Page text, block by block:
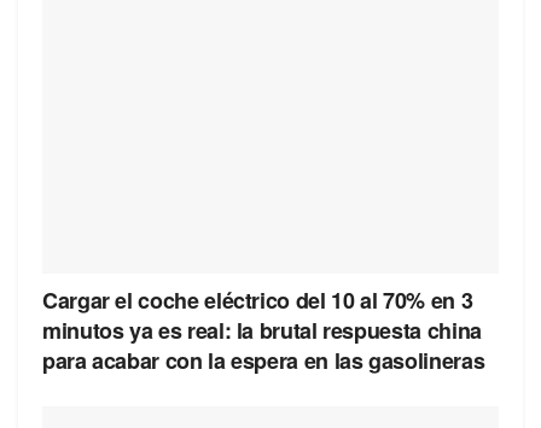
Cargar el coche eléctrico del 10 al 70% en 3
minutos ya es real: la brutal respuesta china
para acabar con la espera en las gasolineras